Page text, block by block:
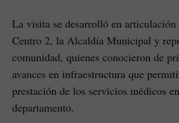
La visita se desarrolló en
Centro 2, la Alcaldía Municipal y
comunidad, quienes conocieron de
avances en infraestructura que
prestación de los servicios médicos
departamento.